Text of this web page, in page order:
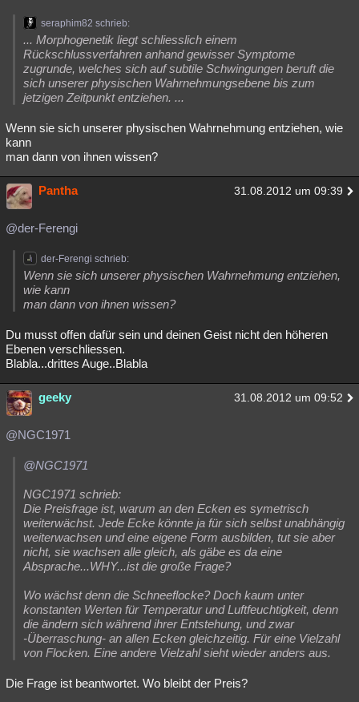
seraphim82 schrieb:
... Morphogenetik liegt schliesslich einem
Rückschlussverfahren anhand gewisser Symptome
zugrunde, welches sich auf subtile Schwingungen beruft die
sich unserer physischen Wahrnehmungsebene bis zum
jetzigen Zeitpunkt entziehen. ...
Wenn sie sich unserer physischen Wahrnehmung entziehen, wie
kann
man dann von ihnen wissen?
Pantha 31.08.2012 um 09:39
@der-Ferengi
der-Ferengi schrieb:
Wenn sie sich unserer physischen Wahrnehmung entziehen,
wie kann
man dann von ihnen wissen?
Du musst offen dafür sein und deinen Geist nicht den höheren
Ebenen verschliessen.
Blabla...drittes Auge..Blabla
geeky 31.08.2012 um 09:52
@NGC1971
@NGC1971
NGC1971 schrieb:
Die Preisfrage ist, warum an den Ecken es symetrisch
weiterwächst. Jede Ecke könnte ja für sich selbst unabhängig
weiterwachsen und eine eigene Form ausbilden, tut sie aber
nicht, sie wachsen alle gleich, als gäbe es da eine
Absprache...WHY...ist die große Frage?
Wo wächst denn die Schneeflocke? Doch kaum unter
konstanten Werten für Temperatur und Luftfeuchtigkeit, denn
die ändern sich während ihrer Entstehung, und zwar
-Überraschung- an allen Ecken gleichzeitig. Für eine Vielzahl
von Flocken. Eine andere Vielzahl sieht wieder anders aus.
Die Frage ist beantwortet. Wo bleibt der Preis?